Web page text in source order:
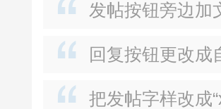
发帖按钮旁边加
回复按钮更改成
把发帖字样改成